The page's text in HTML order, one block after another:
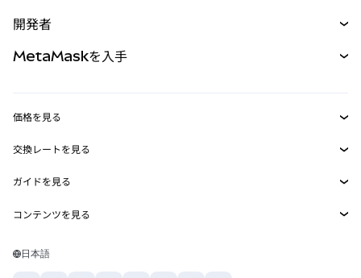
パーペチュアル
RWA
開発者
MetaMask Connect
Snaps
Web3サービス
MetaMaskを入手
セキュリティ
サポート
キャリア
価格を見る
イーサリアムの価格
Solanaの価格
Tetherの価格
交換レートを見る
ETH→USD
USDT→INR
BTC→INR
ガイドを見る
ETHの購入
コンテンツを見る
Solanaウォレット
日本語